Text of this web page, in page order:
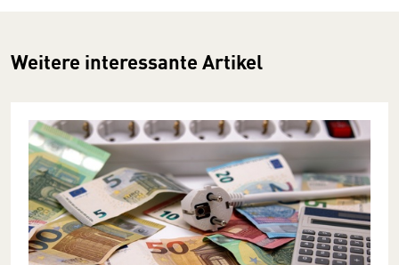
Weitere interessante Artikel